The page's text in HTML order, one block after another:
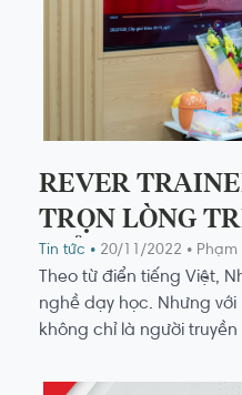
REVER
TRỌN LÒNG
GIẢNG VIÊN
ACADEMY
Tin tức • 20/11/2022 •
Theo từ điển tiếng Việt,
nghề dạy học. Nhưng
không chỉ là người
từ quá trình trải nghiệm